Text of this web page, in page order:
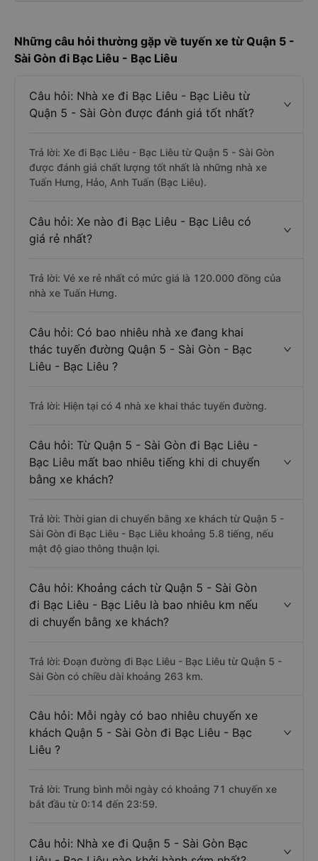
Những câu hỏi thường gặp về tuyến xe từ Quận 5 -
Sài Gòn đi Bạc Liêu - Bạc Liêu
Câu hỏi: Nhà xe đi Bạc Liêu - Bạc Liêu từ
Quận 5 - Sài Gòn được đánh giá tốt nhất?
Trả lời: Xe đi Bạc Liêu - Bạc Liêu từ Quận 5 - Sài Gòn
được đánh giá chất lượng tốt nhất là những nhà xe
Tuấn Hưng, Hảo, Anh Tuấn (Bạc Liêu).
Câu hỏi: Xe nào đi Bạc Liêu - Bạc Liêu có
giá rẻ nhất?
Trả lời: Vé xe rẻ nhất có mức giá là 120.000 đồng của
nhà xe Tuấn Hưng.
Câu hỏi: Có bao nhiêu nhà xe đang khai
thác tuyến đường Quận 5 - Sài Gòn - Bạc
Liêu - Bạc Liêu ?
Trả lời: Hiện tại có 4 nhà xe khai thác tuyến đường.
Câu hỏi: Từ Quận 5 - Sài Gòn đi Bạc Liêu -
Bạc Liêu mất bao nhiêu tiếng khi di chuyển
bằng xe khách?
Trả lời: Thời gian di chuyển bằng xe khách từ Quận 5 -
Sài Gòn đi Bạc Liêu - Bạc Liêu khoảng 5.8 tiếng, nếu
mật độ giao thông thuận lợi.
Câu hỏi: Khoảng cách từ Quận 5 - Sài Gòn
đi Bạc Liêu - Bạc Liêu là bao nhiêu km nếu
di chuyển bằng xe khách?
Trả lời: Đoạn đường đi Bạc Liêu - Bạc Liêu từ Quận 5 -
Sài Gòn có chiều dài khoảng 263 km.
Câu hỏi: Mỗi ngày có bao nhiêu chuyến xe
khách Quận 5 - Sài Gòn đi Bạc Liêu - Bạc
Liêu ?
Trả lời: Trung bình mỗi ngày có khoảng 71 chuyến xe
bắt đầu từ 0:14 đến 23:59.
Câu hỏi: Nhà xe đi Quận 5 - Sài Gòn Bạc